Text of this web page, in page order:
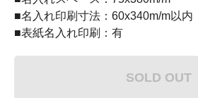
■名入れ印刷寸法：60x340m/m以内
■表紙名入れ印刷：有
SOLD OUT